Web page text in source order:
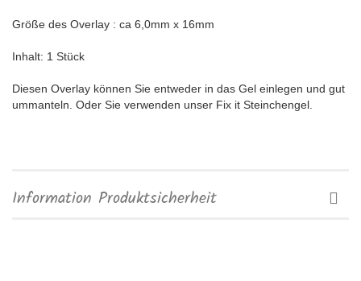
Größe des Overlay : ca 6,0mm x 16mm
Inhalt: 1 Stück
Diesen Overlay können Sie entweder in das Gel einlegen und gut
ummanteln. Oder Sie verwenden unser Fix it Steinchengel.
Information Produktsicherheit